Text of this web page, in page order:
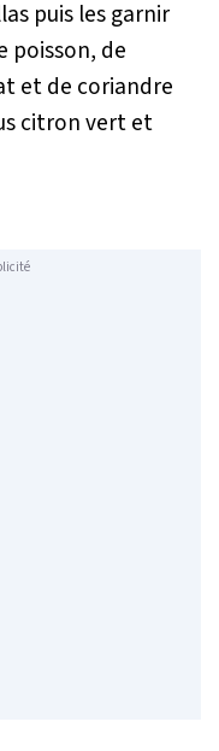
puis les garnir
poisson, de
et de coriandre
citron vert et